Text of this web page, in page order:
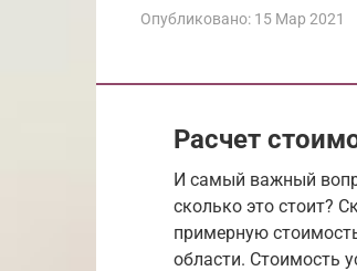
Опубликовано: 15 Мар 2021
Расчет
И самый важный
сколько это стоит?
примерную
области. Стоимость